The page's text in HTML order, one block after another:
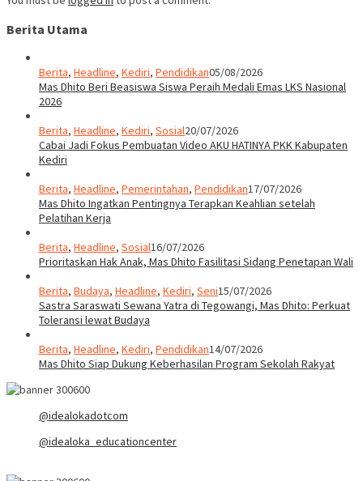
Berita Utama
Berita, Headline, Kediri, Pendidikan05/08/2026
Mas Dhito Beri Beasiswa Siswa Peraih Medali Emas LKS Nasional
2026
Berita, Headline, Kediri, Sosial20/07/2026
Cabai Jadi Fokus Pembuatan Video AKU HATINYA PKK Kabupaten
Kediri
Berita, Headline, Pemerintahan, Pendidikan17/07/2026
Mas Dhito Ingatkan Pentingnya Terapkan Keahlian setelah
Pelatihan Kerja
Berita, Headline, Sosial16/07/2026
Prioritaskan Hak Anak, Mas Dhito Fasilitasi Sidang Penetapan Wali
Berita, Budaya, Headline, Kediri, Seni15/07/2026
Sastra Saraswati Sewana Yatra di Tegowangi, Mas Dhito: Perkuat
Toleransi lewat Budaya
Berita, Headline, Kediri, Pendidikan14/07/2026
Mas Dhito Siap Dukung Keberhasilan Program Sekolah Rakyat
@idealokadotcom
@idealoka_educationcenter